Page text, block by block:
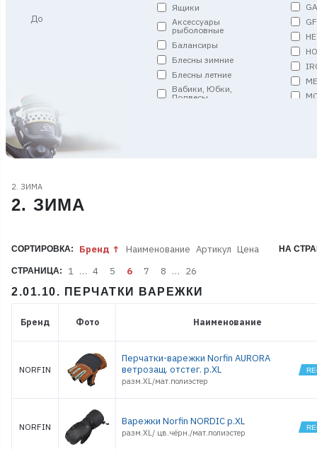
Цена,
до
Ящики
Аксессуары
рыболовные
Балансиры
Блесны зимние
Блесны летние
Вабики, Юбки,
Подвесы
Ледобуры и
Лески плетёные
Лодки и аксессуары
Мебель
Оборудование газовое
Обувь
Очки
Палатки, Тенты, Зонты
GF
2. ЗИМА
2. ЗИМА
СОРТИРОВКА: Бренд Наименование Артикул Цена НА
СТРАНИЦА: 1 … 4 5 6 7 8 … 26
2.01.10. ПЕРЧАТКИ ВАРЕЖКИ
Бренд Фото Наименование
NORFIN
Перчатки-варежки Norfin AURORA
ветрозащ. отстег. р.XL
разм.XL/мат.полиэстер
NORFIN Варежки Norfin NORDIC р.XL
разм.XL/ цв.чёрн./мат.полиэстер